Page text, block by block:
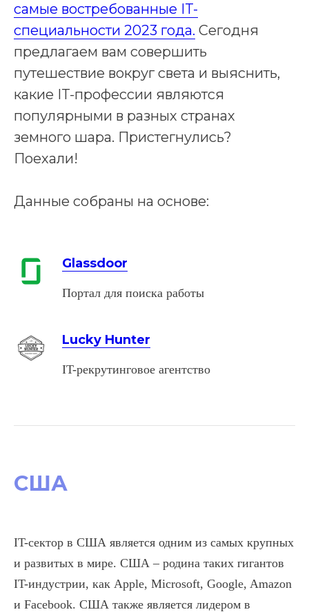
самые востребованные IT-
специальности 2023 года. Сегодня
предлагаем вам совершить
путешествие вокруг света и выяснить,
какие IT-профессии являются
популярными в разных странах
земного шара. Пристегнулись?
Поехали!
Данные собраны на основе:
Glassdoor
Портал для поиска работы
Lucky Hunter
IT-рекрутинговое агентство
США
IT-сектор в США является одним из самых крупных
и развитых в мире. США – родина таких гигантов
IT-индустрии, как Apple, Microsoft, Google, Amazon
и Facebook. США также является лидером в